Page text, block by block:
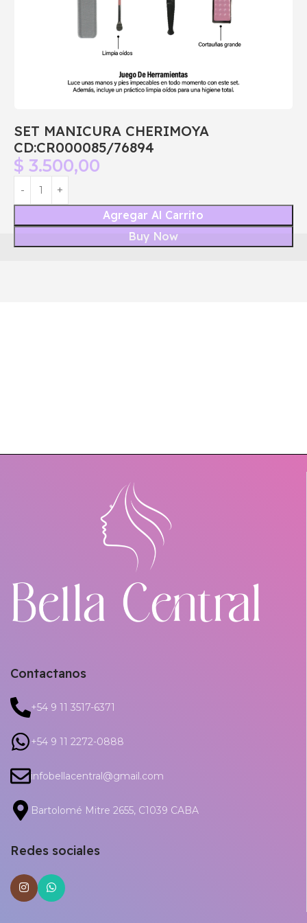
SET MANICURA CHERIMOYA
CD:CR000085/76894
$ 3.500,00
Agregar Al Carrito
Buy Now
Contactanos
+54 9 11 3517-6371
+54 9 11 2272-0888
infobellacentral@gmail.com
Bartolomé Mitre 2655, C1039 CABA
Redes sociales